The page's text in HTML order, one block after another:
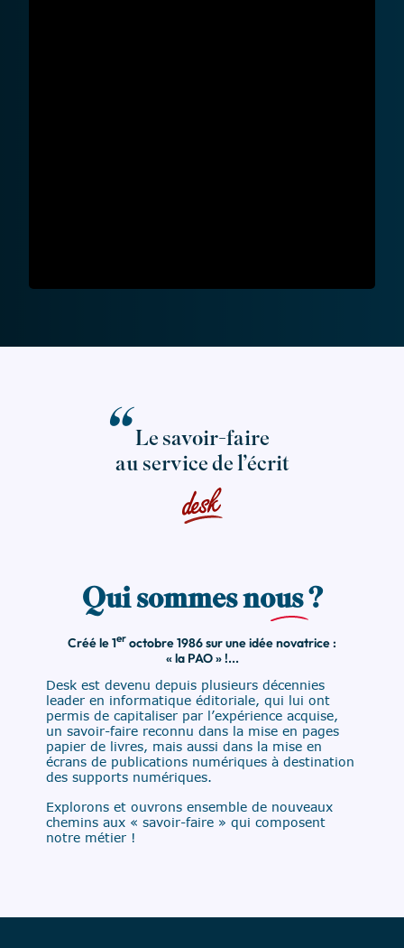
Lesavoir-faire
au service de l’écrit
Qui sommes nous?
Créé le 1er octobre 1986 sur une idée novatrice :
« la PAO » !...
Desk est devenu depuis plusieurs décennies
leader en informatique éditoriale, qui lui ont
permis de capitaliser par l’expérience acquise,
un savoir-faire reconnu dans la mise en pages
papier de livres, mais aussi dans la mise en
écrans de publications numériques à destination
des supports numériques.
Explorons et ouvrons ensemble de nouveaux
chemins aux « savoir-faire » qui composent
notre métier !